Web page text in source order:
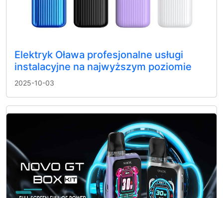
Elektryk Oława profesjonalne usługi
instalacyjne na najwyższym poziomie
2025-10-03